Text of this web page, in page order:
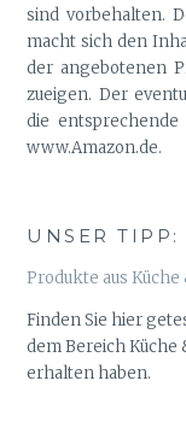
sind vorbehalten.
macht sich den
der angebotenen
zueigen. Der
die entsprechende
www.Amazon.de.
UNSER TIPP:
Produkte aus
Finden Sie hier
dem Bereich Küche
erhalten haben.